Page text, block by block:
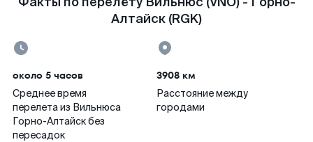
Алтайск (RGK)
около 5 часов
Среднее время
перелета из Вильнюса
Горно-Алтайск без
пересадок
3908 км
Расстояние между
городами